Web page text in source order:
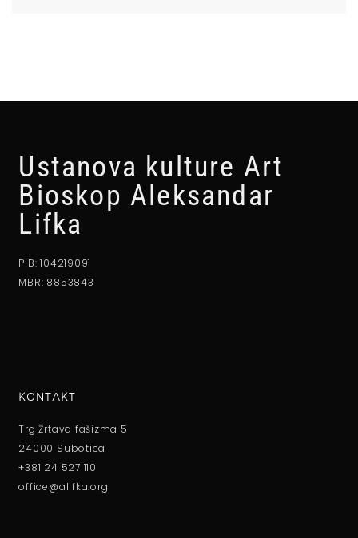
Ustanova kulture Art
Bioskop Aleksandar
Lifka
PIB: 104219091
MBR: 8853843
KONTAKT
Trg Žrtava fašizma 5
24000 Subotica
+381 24 527 110
office@alifka.org